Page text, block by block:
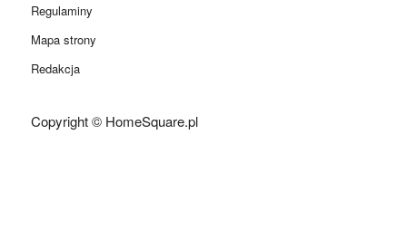
Regulaminy
Mapa strony
Redakcja
Copyright © HomeSquare.pl